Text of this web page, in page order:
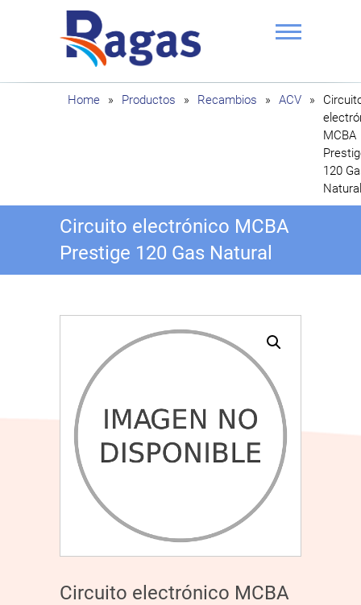
Ragas
Home » Productos » Recambios » ACV »
MCBA
120
Natural
Circuito electrónico MCBA
Prestige 120 Gas Natural
Circuito electrónico MCBA